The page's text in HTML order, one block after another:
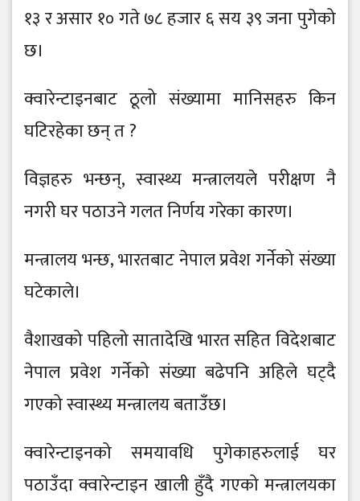
१३ र असार १० गते ७८ हजार ६ सय ३९ जना पुगेको
छ।
क्वारेन्टाइनबाट ठूलो संख्यामा मानिसहरु किन
घटिरहेका छन् त ?
विज्ञहरु भन्छन्, स्वास्थ्य मन्त्रालयले परीक्षण नै
नगरी घर पठाउने गलत निर्णय गरेका कारण।
मन्त्रालय भन्छ, भारतबाट नेपाल प्रवेश गर्नेको संख्या
घटेकाले।
वैशाखको पहिलो सातादेखि भारत सहित विदेशबाट
नेपाल प्रवेश गर्नेको संख्या बढेपनि अहिले घट्दै
गएको स्वास्थ्य मन्त्रालय बताउँछ।
क्वारेन्टाइनको समयावधि पुगेकाहरुलाई घर
पठाउँदा क्वारेन्टाइन खाली हुँदै गएको मन्त्रालयका